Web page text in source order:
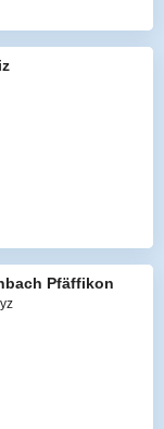
Pfäffikon